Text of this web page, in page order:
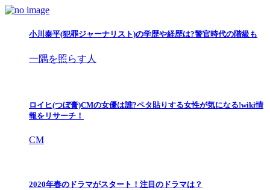
小川泰平(犯罪ジャーナリスト)の学歴や経歴は?警官時代の階級も
一隅を照らす人
ロイヒ(つぼ膏)CMの女優は誰?ペタ貼りする女性が気になる!wiki情
報をリサーチ！
CM
2020年春のドラマがスタート！注目のドラマは？